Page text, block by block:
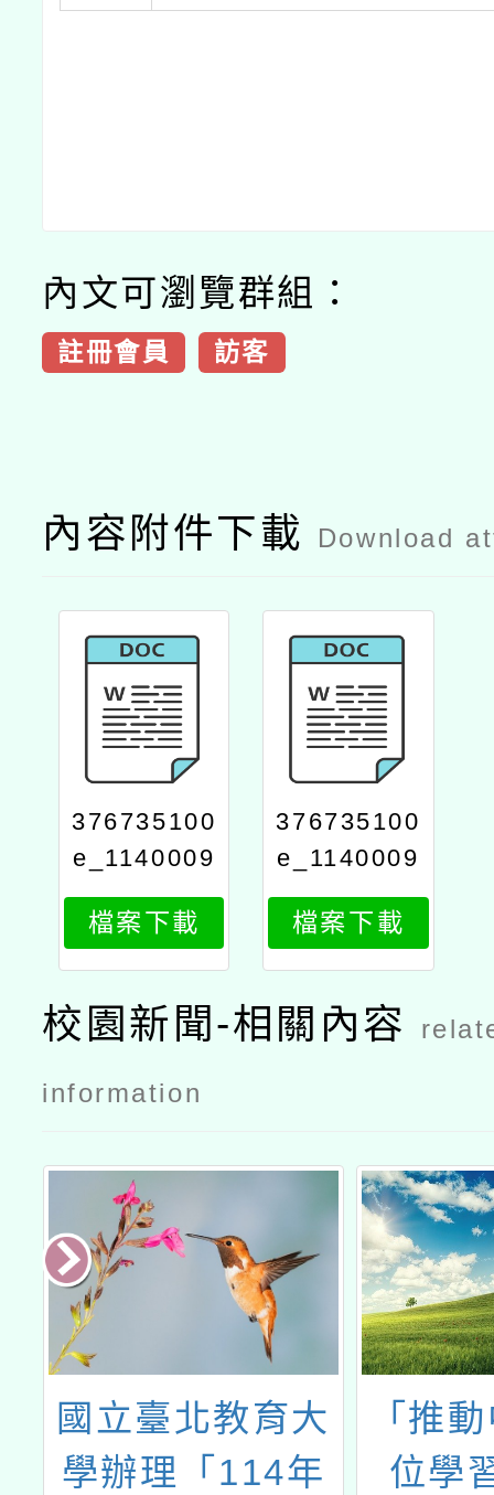
內文可瀏覽群組：
註冊會員 訪客
內容附件下載 Download
376735100
e_1140009
152_attach
2
檔案下載
376735100
e_1140009
152_attach
1
檔案下載
校園新聞-相關內容
information
國立臺北教育大
學辦理「114年
「推
位學